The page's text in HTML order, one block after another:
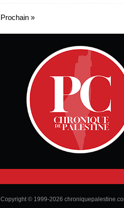
Prochain »
Copyright © 1999-2026